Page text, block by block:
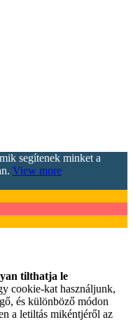
segítenek minket a
View more
tilthatja le
cookie-kat használjunk,
és különböző módon
a letiltás mikéntjéről az